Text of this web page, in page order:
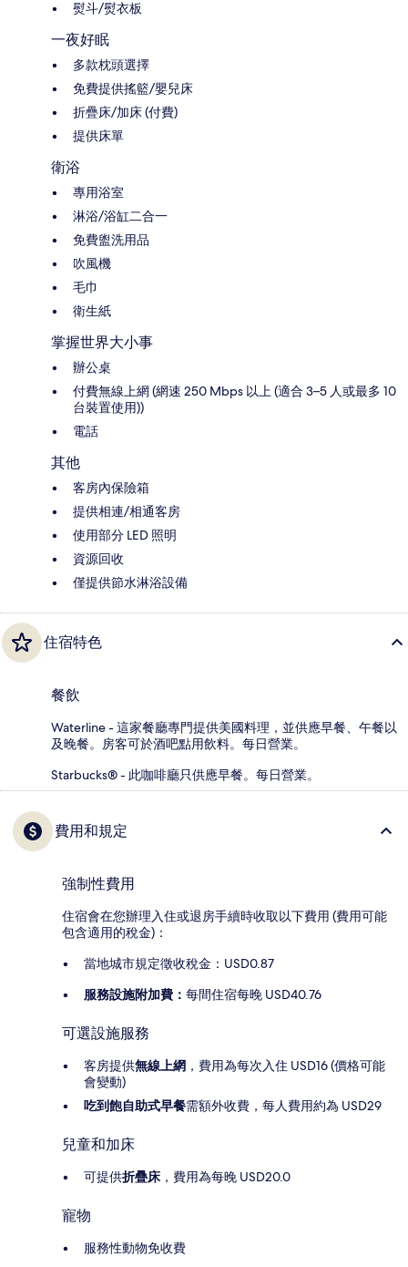
熨斗/熨衣板
一夜好眠
多款枕頭選擇
免費提供搖籃/嬰兒床
折疊床/加床 (付費)
提供床單
衛浴
專用浴室
淋浴/浴缸二合一
免費盥洗用品
吹風機
毛巾
衛生紙
掌握世界大小事
辦公桌
付費無線上網 (網速 250 Mbps 以上 (適合 3–5 人或最多 10
台裝置使用))
電話
其他
客房內保險箱
提供相連/相通客房
使用部分 LED 照明
資源回收
僅提供節水淋浴設備
住宿特色
餐飲
Waterline - 這家餐廳專門提供美國料理，並供應早餐、午餐以
及晚餐。房客可於酒吧點用飲料。每日營業。
Starbucks® - 此咖啡廳只供應早餐。每日營業。
費用和規定
強制性費用
住宿會在您辦理入住或退房手續時收取以下費用 (費用可能
包含適用的稅金)：
當地城市規定徵收稅金：USD0.87
服務設施附加費： 每間住宿每晚 USD40.76
可選設施服務
客房提供無線上網 ，費用為每次入住 USD16 (價格可能
會變動)
吃到飽自助式早餐需額外收費，每人費用約為 USD29
兒童和加床
可提供折疊床 ，費用為每晚 USD20.0
寵物
服務性動物免收費